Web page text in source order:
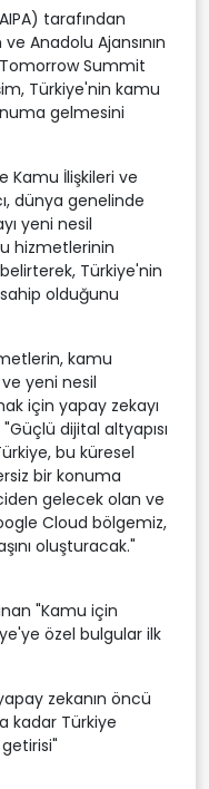
tarafından
Anadolu Ajansının
Summit
Türkiye'nin kamu
gelmesini
Kamu İlişkileri ve
dünya genelinde
yeni nesil
hizmetlerinin
Türkiye'nin
olduğunu
kamu
yeni nesil
için yapay zekayı
dijital altyapısı
bu küresel
bir konuma
gelecek olan ve
Cloud bölgemiz,
oluşturacak."
"Kamu için
özel bulgular ilk
zekanın öncü
kadar Türkiye